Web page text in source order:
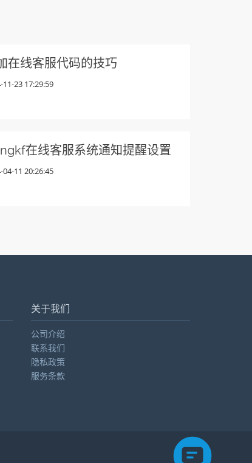
在线客服代码的技巧
11-23 17:29:59
在线客服系统通知提醒设置
04-11 20:26:45
关于我们
公司介绍
联系我们
隐私政策
服务条款